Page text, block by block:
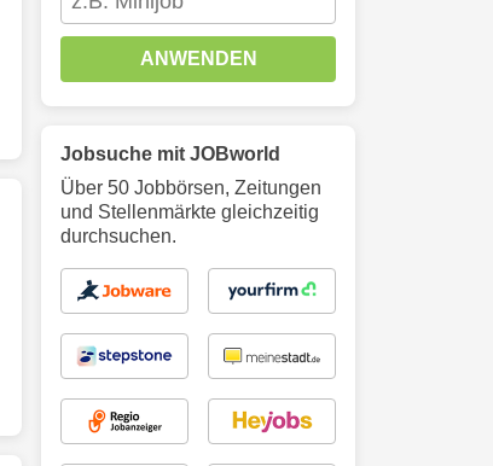
ANWENDEN
Jobsuche mit JOBworld
Über 50 Jobbörsen, Zeitungen
und Stellenmärkte gleichzeitig
durchsuchen.